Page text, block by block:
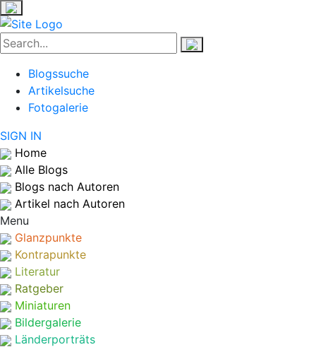
Blogssuche
Artikelsuche
Fotogalerie
SIGN IN
Home
Alle Blogs
Blogs nach Autoren
Artikel nach Autoren
Menu
Glanzpunkte
Kontrapunkte
Literatur
Ratgeber
Miniaturen
Bildergalerie
Länderporträts